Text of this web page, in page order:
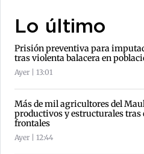
Lo último
Prisión preventiva para
tras violenta balacera en
Ayer | 13:01
Más de mil agricultores del
productivos y estructurales
frontales
Ayer | 12:44